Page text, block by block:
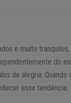
e muito
do
de alegria.
essa tendência.